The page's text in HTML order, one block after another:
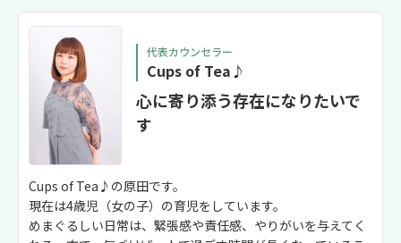
代表カウンセラー
Cups of Tea♪
心に寄り添う存在になりたいで
す
Cups of Tea♪の原田です。
現在は4歳児（女の子）の育児をしています。
めまぐるしい日常は、緊張感や責任感、やりがいを与えてく